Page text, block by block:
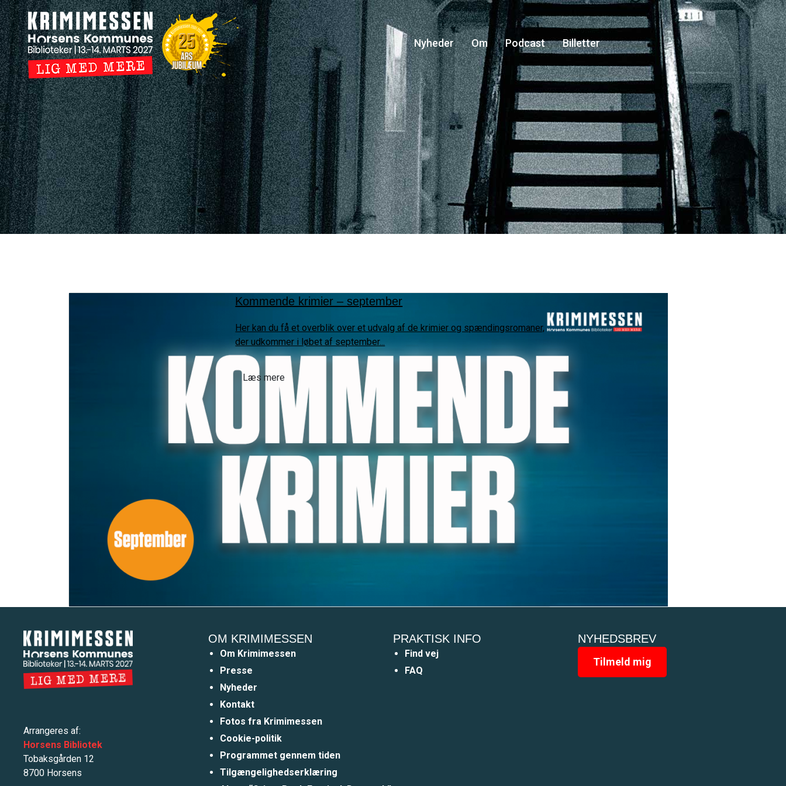
Nyheder Om Podcast Billetter
Kommende krimier – september
Her kan du få et overblik over et udvalg af de krimier og spændingsromaner,
der udkommer i løbet af september...
Læs mere
Arrangeres af:
Horsens Bibliotek
Tobaksgården 12
8700 Horsens
OM KRIMIMESSEN
Om Krimimessen
Presse
Nyheder
Kontakt
Fotos fra Krimimessen
Cookie-politik
Programmet gennem tiden
Tilgængelighedserklæring
PRAKTISK INFO
Find vej
FAQ
NYHEDSBREV
Tilmeld mig